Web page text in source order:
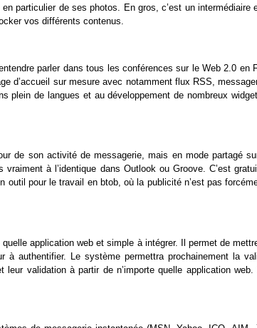
particulier de ses photos. En gros, c’est un intermédiaire
vos différents contenus.
parler dans tous les conférences sur le Web 2.0 en
d’accueil sur mesure avec notamment flux RSS,
de langues et au développement de nombreux
de son activité de messagerie, mais en mode partagé
à l’identique dans Outlook ou Groove. C’est
pour le travail en btob, où la publicité n’est pas
application web et simple à intégrer. Il permet de
à authentifier. Le système permettra prochainement la
validation à partir de n’importe quelle application web.